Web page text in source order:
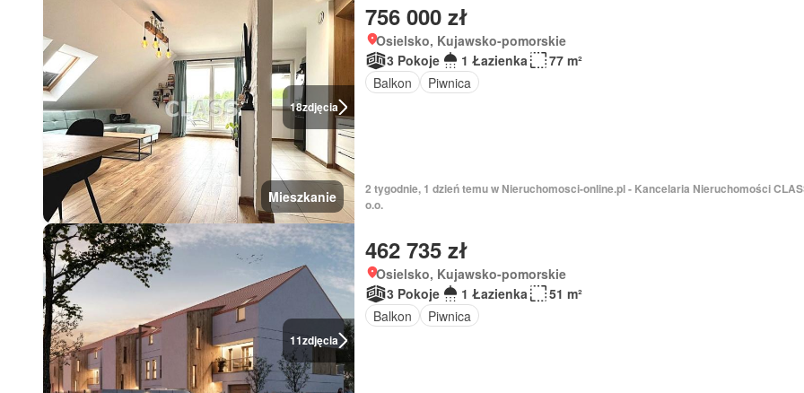
18zdjęcia
Mieszkanie
756 000 zł
Osielsko, Kujawsko-pomorskie
3 Pokoje
1 Łazienka
77 m²
Balkon
Piwnica
2 tygodnie, 1 dzień temu w Nieruchomosci-online.pl - Kancelaria Nieruchomości
o.o.
11zdjęcia
462 735 zł
Osielsko, Kujawsko-pomorskie
3 Pokoje
1 Łazienka
51 m²
Balkon
Piwnica